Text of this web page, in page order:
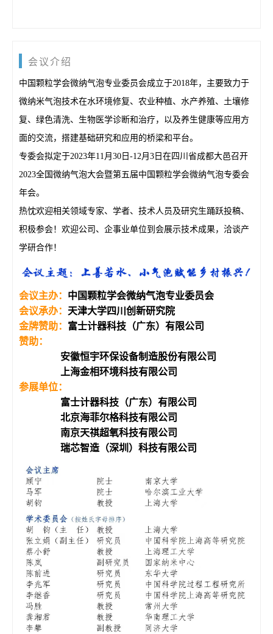
会议介绍
中国颗粒学会微纳气泡专业委员会成立于2018年，主要致力于
微纳米气泡技术在水环境修复、农业种植、水产养殖、土壤修
复、绿色清洗、生物医学诊断和治疗，以及养生健康等应用方
面的交流，搭建基础研究和应用的桥梁和平台。
专委会拟定于2023年11月30日-12月3日在四川省成都大邑召开
2023全国微纳气泡大会暨第五届中国颗粒学会微纳气泡专委会
年会。
热忱欢迎相关领域专家、学者、技术人员及研究生踊跃投稿、
积极参会！欢迎公司、企事业单位到会展示技术成果，洽谈产
学研合作！
会议主办： 中国颗粒学会微纳气泡专业委员会
会议承办： 天津大学四川创新研究院
金牌赞助： 富士计器科技（广东）有限公司
赞助：
安徽恒宇环保设备制造股份有限公司
上海金相环境科技有限公司
参展单位：
富士计器科技（广东）有限公司
北京海菲尔格科技有限公司
南京天祺超氧科技有限公司
瑞芯智造（深圳）科技有限公司